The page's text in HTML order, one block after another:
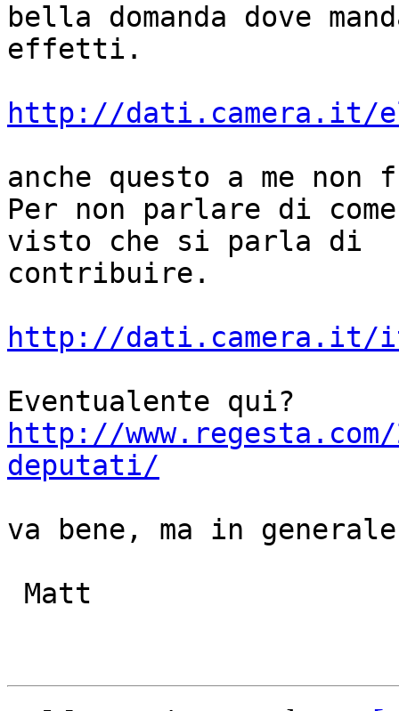
bella domanda dove
effetti.
http://dati.camera.it/
anche questo a me
Per non parlare di
visto che si parla di
contribuire.
http://dati.camera.it/
http://
deputati/
va bene, ma in